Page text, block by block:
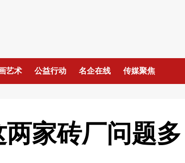
艺术 公益行动 名企在线 传媒聚焦
家砖厂问题多